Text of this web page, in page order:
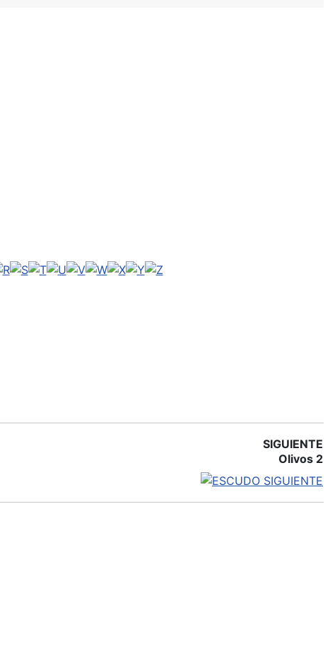
SIGUIENTE
Olivos 2